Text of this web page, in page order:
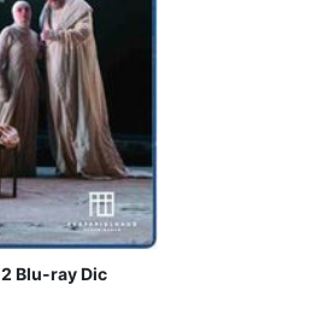
2 Blu-ray Dic